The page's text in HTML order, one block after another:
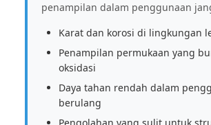
penampilan dalam penggunaan
Karat dan korosi di lingkungan
Penampilan permukaan yang
oksidasi
Daya tahan rendah dalam
berulang